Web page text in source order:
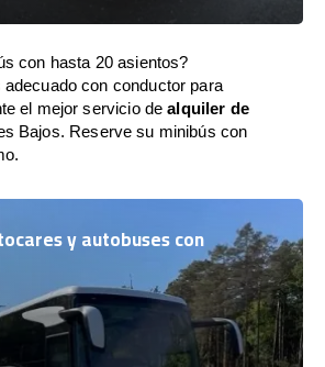
con hasta 20 asientos?
con conductor para
el mejor servicio dealquiler de
Bajos. Reserve su minibús con
y autobuses con